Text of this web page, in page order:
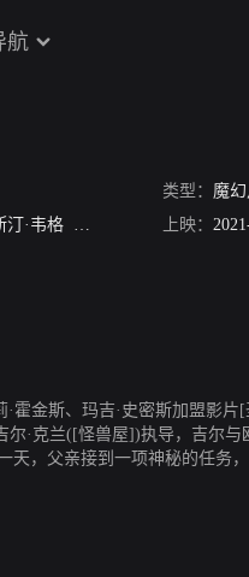
航
类型： 魔
汀·韦格 米希尔·赫伊斯曼 托比
上映：
霍金斯、玛吉·史密斯加盟影
·克兰([怪兽屋])执导，吉尔
天，父亲接到一项神秘的任务